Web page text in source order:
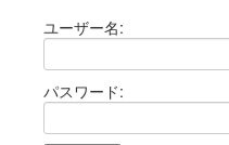
ユーザー名:
パスワード: